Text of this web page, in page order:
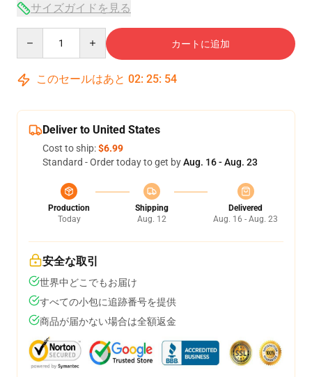
サイズガイドを見る
カートに追加
このセールはあと 02: 25: 54
Deliver to United States
Cost to ship:$6.99
Standard - Order today to get byAug. 16 - Aug. 23
Production
Today
Shipping
Aug. 12
Delivered
Aug. 16 - Aug. 23
安全な取引
世界中どこでもお届け
すべての小包に追跡番号を提供
商品が届かない場合は全額返金